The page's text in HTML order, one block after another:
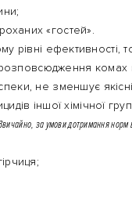
«гостей».
рівні
комах
не зменшує
іншої хімічної
за умови дотримання норм